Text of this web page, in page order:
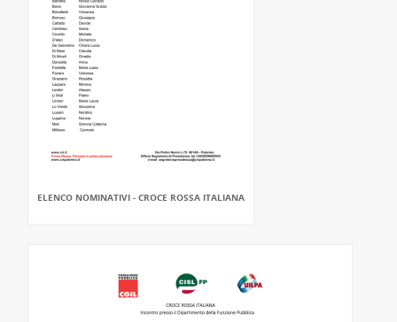
ELENCO NOMINATIVI - CROCE ROSSA ITALIANA